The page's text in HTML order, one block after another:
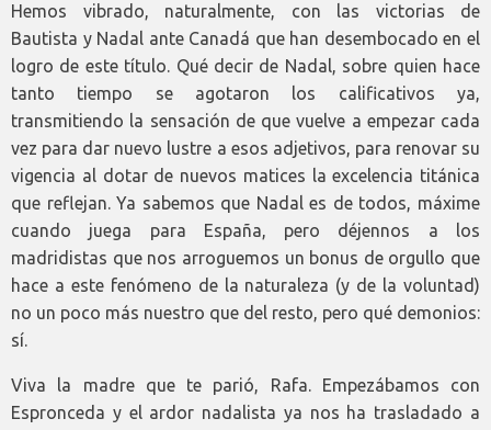
Hemos vibrado, naturalmente, con las victorias de
Bautista y Nadal ante Canadá que han desembocado en el
logro de este título. Qué decir de Nadal, sobre quien hace
tanto tiempo se agotaron los calificativos ya,
transmitiendo la sensación de que vuelve a empezar cada
vez para dar nuevo lustre a esos adjetivos, para renovar su
vigencia al dotar de nuevos matices la excelencia titánica
que reflejan. Ya sabemos que Nadal es de todos, máxime
cuando juega para España, pero déjennos a los
madridistas que nos arroguemos un bonus de orgullo que
hace a este fenómeno de la naturaleza (y de la voluntad)
no un poco más nuestro que del resto, pero qué demonios:
sí.
Viva la madre que te parió, Rafa. Empezábamos con
Espronceda y el ardor nadalista ya nos ha trasladado a